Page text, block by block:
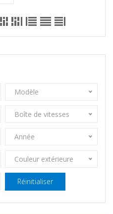
Modèle
Boîte de vitesses
Année
Couleur extérieure
Réinitialiser